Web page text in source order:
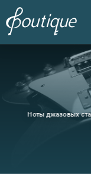
Ноты джазовых